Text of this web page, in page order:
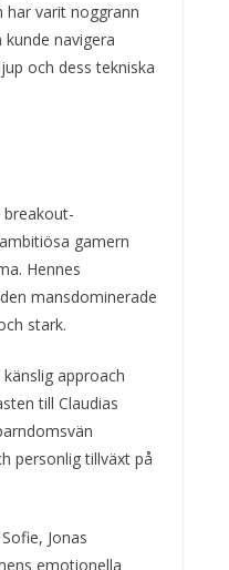
har varit noggrann
navigera
och dess tekniska
gamern
Hennes
mansdominerade
stark.
approach
till Claudias
personlig tillväxt på
Jonas
emotionella